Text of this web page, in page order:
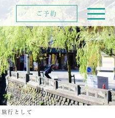
行として
ご予約